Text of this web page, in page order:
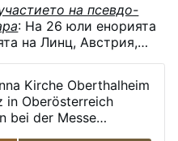
на псевдо-
: На 26 юли енорията
на Линц, Австрия,
Както вече е
епархии,
облечена в алба
Kirche Oberthalheim
in Oberösterreich
bei der Messe